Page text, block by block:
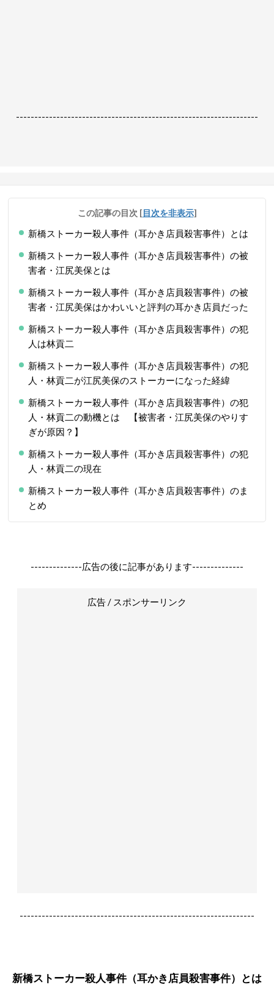
------------------------------------------------------------------
この記事の目次 [目次を非表示]
新橋ストーカー殺人事件（耳かき店員殺害事件）とは
新橋ストーカー殺人事件（耳かき店員殺害事件）の被
害者・江尻美保とは
新橋ストーカー殺人事件（耳かき店員殺害事件）の被
害者・江尻美保はかわいいと評判の耳かき店員だった
新橋ストーカー殺人事件（耳かき店員殺害事件）の犯
人は林貢二
新橋ストーカー殺人事件（耳かき店員殺害事件）の犯
人・林貢二が江尻美保のストーカーになった経緯
新橋ストーカー殺人事件（耳かき店員殺害事件）の犯
人・林貢二の動機とは 【被害者・江尻美保のやりす
ぎが原因？】
新橋ストーカー殺人事件（耳かき店員殺害事件）の犯
人・林貢二の現在
新橋ストーカー殺人事件（耳かき店員殺害事件）のま
とめ
--------------広告の後に記事があります--------------
広告 / スポンサーリンク
----------------------------------------------------------------
新橋ストーカー殺人事件（耳かき店員殺害事件）とは